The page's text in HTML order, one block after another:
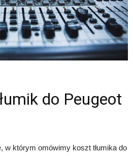
do Peugeot
w którym omówimy koszt tłumika do